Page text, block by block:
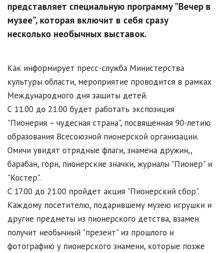
представляет специальную программу "Вечер в
музее", которая включит в себя сразу
несколько необычных выставок.
Как информирует пресс-служба Министерства
культуры области, мероприятие проводится в рамках
Международного дня защиты детей.
С 11.00 до 21.00 будет работать экспозиция
"Пионерия – чудесная страна", посвященная 90-летию
образования Всесоюзной пионерской организации.
Омичи увидят отрядные флаги, знамена дружин,,
барабан, горн, пионерские значки, журналы "Пионер" и
"Костер".
С 17.00 до 21.00 пройдет акция "Пионерский сбор".
Каждому посетителю, подарившему музею игрушки и
другие предметы из пионерского детства, взамен
получит необычный "презент" из прошлого и
фотографию у пионерского знамени, которые позже